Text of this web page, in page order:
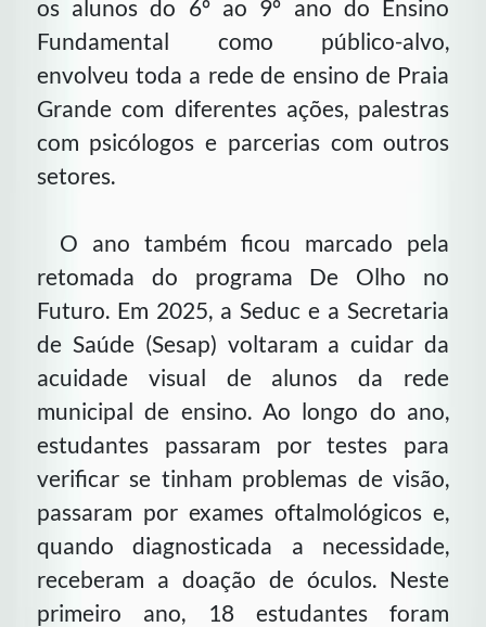
os alunos do 6º ao 9º ano do Ensino
Fundamental como público-alvo,
envolveu toda a rede de ensino de Praia
Grande com diferentes ações, palestras
com psicólogos e parcerias com outros
setores.
O ano também ficou marcado pela
retomada do programa De Olho no
Futuro. Em 2025, a Seduc e a Secretaria
de Saúde (Sesap) voltaram a cuidar da
acuidade visual de alunos da rede
municipal de ensino. Ao longo do ano,
estudantes passaram por testes para
verificar se tinham problemas de visão,
passaram por exames oftalmológicos e,
quando diagnosticada a necessidade,
receberam a doação de óculos. Neste
primeiro ano, 18 estudantes foram